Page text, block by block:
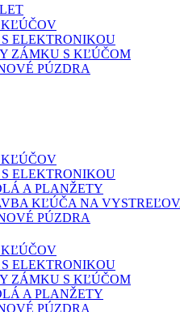
ELEKTRONIKOU
ZÁMKU S KĽÚČOM
PÚZDRA
ELEKTRONIKOU
A PLANŽETY
KĽÚČA NA
PÚZDRA
ELEKTRONIKOU
ZÁMKU S KĽÚČOM
A PLANŽETY
PÚZDRA